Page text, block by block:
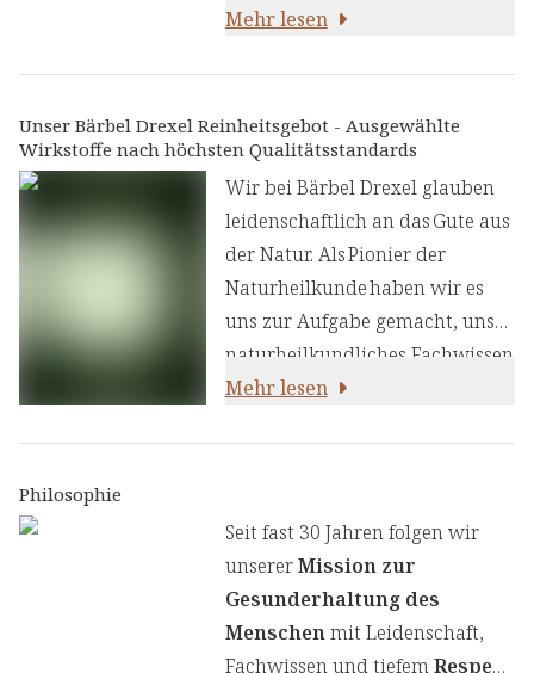
Magnesium und Zink sowie den
Mehr lesen
Unser Bärbel Drexel Reinheitsgebot - Ausgewählte
Wirkstoffe nach höchsten Qualitätsstandards
Wir bei Bärbel Drexel glauben
leidenschaftlich an das Gute aus
der Natur. Als Pionier der
Naturheilkunde haben wir es
uns zur Aufgabe gemacht, unser
naturheilkundliches Fachwissen
und unsere Erfahrung mit den
Wir legen großen Wert auf
einen genauen Auswahlprozess
unserer Inhaltsstoffe, um Ihnen
sorgfältig zusammengestellte
Produkte zu liefern. Wir nutzen
Mehr lesen
Philosophie
Seit fast 30 Jahren folgen wir
unsererMission zur
Gesunderhaltung des
Menschenmit Leidenschaft,
Fachwissen und tiefemRespekt